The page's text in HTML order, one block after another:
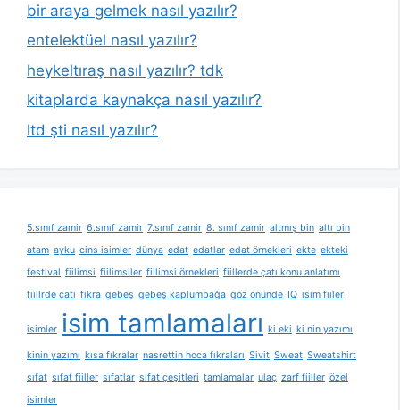
bir araya gelmek nasıl yazılır?
entelektüel nasıl yazılır?
heykeltıraş nasıl yazılır? tdk
kitaplarda kaynakça nasıl yazılır?
ltd şti nasıl yazılır?
5.sınıf zamir 6.sınıf zamir 7.sınıf zamir 8. sınıf zamir altmış bin altı bin
atam ayku cins isimler dünya edat edatlar edat örnekleri ekte ekteki
festival fiilimsi fiilimsiler fiilimsi örnekleri fiillerde çatı konu anlatımı
fiillrde çatı fıkra gebeş gebeş kaplumbağa göz önünde IQ isim fiiler
isimler isim tamlamaları ki eki ki nin yazımı
kinin yazımı kısa fıkralar nasrettin hoca fıkraları Sivit Sweat Sweatshirt
sıfat sıfat fiiller sıfatlar sıfat çeşitleri tamlamalar ulaç zarf fiiller özel
isimler